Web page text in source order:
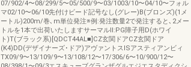
07/902/4〜08/299/5〜05/500/9〜03/1003/10〜04/10〜フォル
マ02/10〜06/10先付けビード記号なし(グレー)B(ブロンズ)(1メ
ートル)200m/巻､m単位発注※例:発注数量2で発注すると､2メー
トルを1本で出荷いたしますサーマルⅡ:PG障子用D(ホワイ
ト)T(ブラック系)[QDCT44AL■]CZ玄関ドアCZ玄関ドア
(K4)DD(デザイナーズ･ドア)アヴァントスISアスティアンビィ
TX09/9〜13/109/9〜13/108/12〜17/306/6〜10/900/12〜